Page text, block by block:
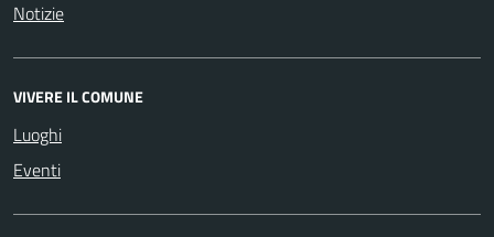
Notizie
VIVERE IL COMUNE
Luoghi
Eventi